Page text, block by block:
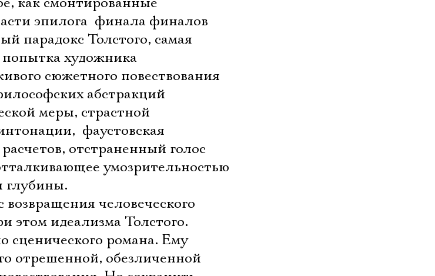
эпилога  финала финалов
парадокс Толстого, самая
попытка художника
сюжетного повествования 
абстракций
меры, страстной
 фаустовская
отстраненный голос
умозрительностью
глубины.
человеческого
этом идеализма Толстого.
сценического романа. Ему
отрешенной, обезличенной